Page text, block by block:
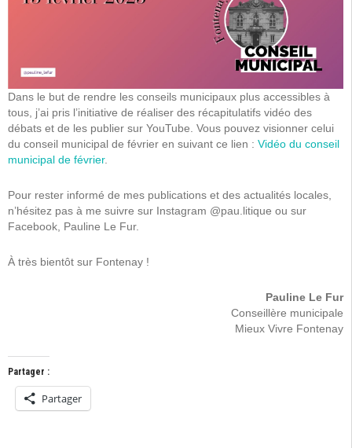
Dans le but de rendre les conseils municipaux plus accessibles à
tous, j’ai pris l’initiative de réaliser des récapitulatifs vidéo des
débats et de les publier sur YouTube. Vous pouvez visionner celui
du conseil municipal de février en suivant ce lien : Vidéo du conseil
municipal de février.
Pour rester informé de mes publications et des actualités locales,
n’hésitez pas à me suivre sur Instagram @pau.litique ou sur
Facebook, Pauline Le Fur.
À très bientôt sur Fontenay !
Pauline Le Fur
Conseillère municipale
Mieux Vivre Fontenay
Partager :
Partager